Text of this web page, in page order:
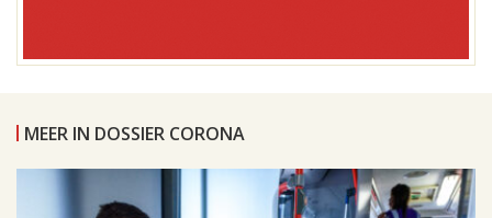
MEER IN DOSSIER CORONA